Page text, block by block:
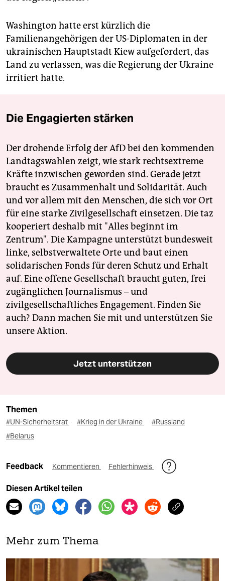
Washington hatte erst kürzlich die
Familienangehörigen der US-Diplomaten in der
ukrainischen Hauptstadt Kiew aufgefordert, das
Land zu verlassen, was die Regierung der Ukraine
irritiert hatte.
Die Engagierten stärken
Der drohende Erfolg der AfD bei den kommenden
Landtagswahlen zeigt, wie stark rechtsextreme
Kräfte inzwischen geworden sind. Gerade jetzt
braucht es Zusammenhalt und Solidarität. Auch
und vor allem mit den Menschen, die sich vor Ort
für eine starke Zivilgesellschaft einsetzen. Die taz
kooperiert deshalb mit "Alles beginnt im
Zentrum". Die Kampagne unterstützt bundesweit
linke, selbstverwaltete Orte und baut einen
solidarischen Fonds für deren Schutz und Erhalt
auf. Eine offene Gesellschaft braucht guten, frei
zugänglichen Journalismus – und
zivilgesellschaftliches Engagement. Finden Sie
auch? Dann machen Sie mit und unterstützen Sie
unsere Aktion.
Jetzt unterstützen
Themen
#UN-Sicherheitsrat #Krieg in der Ukraine
#Russland
#Belarus
Feedback Kommentieren Fehlerhinweis
Diesen Artikel teilen
Mehr zum Thema